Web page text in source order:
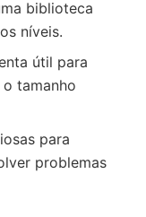
biblioteca
níveis.
útil para
tamanho
para
problemas